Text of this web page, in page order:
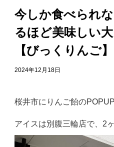
今しか食べられ
るほど美味しい
【びっくりんご
2024年12月18日
桜井市にりんご飴の
アイスは別腹三輪店で、2